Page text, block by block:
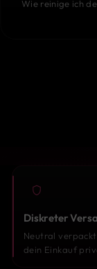
Wie reinige ich
Diskreter
Neutral
dein Einkauf